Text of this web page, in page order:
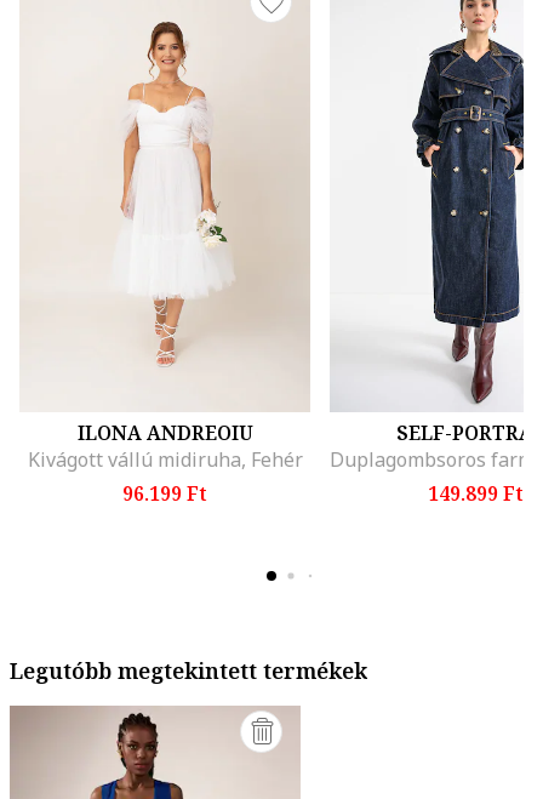
ILONA ANDREOIU
Kivágott vállú midiruha, Fehér
96.199 Ft
SELF-
149.899 Ft
Legutóbb megtekintett termékek